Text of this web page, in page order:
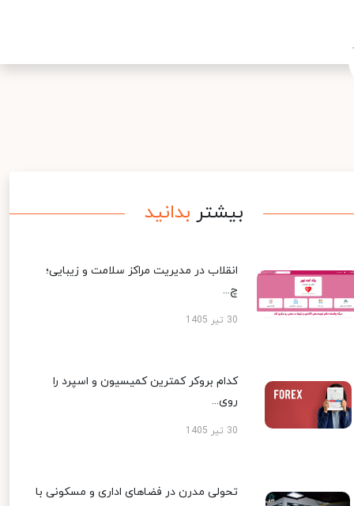
بیشتر بدانید
انقلاب در مدیریت مراکز سلامت و زیبایی؛
چ...
30 تیر 1405
کدام بروکر کمترین کمیسیون و اسپرد را
روی...
30 تیر 1405
تحولی مدرن در فضاهای اداری و مسکونی با